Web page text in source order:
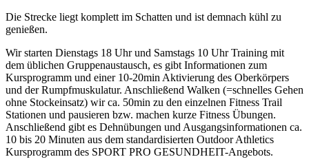
Die Strecke liegt komplett im Schatten und ist demnach kühl zu
genießen.
Wir starten Dienstags 18 Uhr und Samstags 10 Uhr Training mit
dem üblichen Gruppenaustausch, es gibt Informationen zum
Kursprogramm und einer 10-20min Aktivierung des Oberkörpers
und der Rumpfmuskulatur. Anschließend Walken (=schnelles Gehen
ohne Stockeinsatz) wir ca. 50min zu den einzelnen Fitness Trail
Stationen und pausieren bzw. machen kurze Fitness Übungen.
Anschließend gibt es Dehnübungen und Ausgangsinformationen ca.
10 bis 20 Minuten aus dem standardisierten Outdoor Athletics
Kursprogramm des SPORT PRO GESUNDHEIT-Angebots.